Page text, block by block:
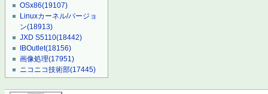
OSx86(19107)
Linuxカーネル/バージョ
ン(18913)
JXD S5110(18442)
IBOutlet(18156)
画像処理(17951)
ニコニコ技術部(17445)